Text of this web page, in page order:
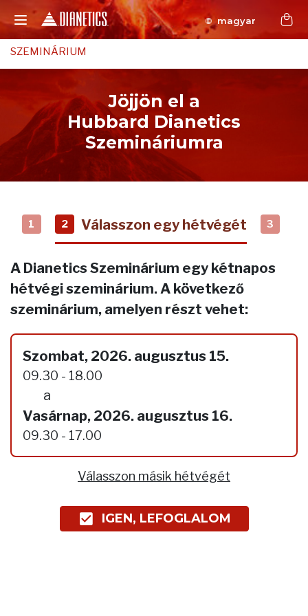
magyar
SZEMINÁRIUM
Jöjjön el a
Hubbard Dianetics
Szemináriumra
1 2 Válasszon egy hétvégét 3
A Dianetics Szeminárium egy kétnapos
hétvégi szeminárium. A következő
szeminárium, amelyen részt vehet:
Szombat, 2026. augusztus 15.
09.30 - 18.00
a
Vasárnap, 2026. augusztus 16.
09.30 - 17.00
Válasszon másik hétvégét
IGEN, LEFOGLALOM